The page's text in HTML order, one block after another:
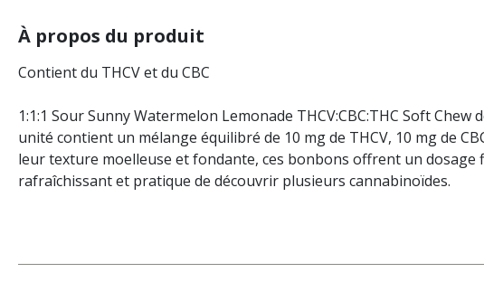
À propos du produit
Contient du THCV et du CBC
1:1:1 Sour Sunny Watermelon Lemonade THCV:CBC:THC Soft
unité contient un mélange équilibré de 10 mg de THCV, 10 mg de
leur texture moelleuse et fondante, ces bonbons offrent un dosage
rafraîchissant et pratique de découvrir plusieurs cannabinoïdes.